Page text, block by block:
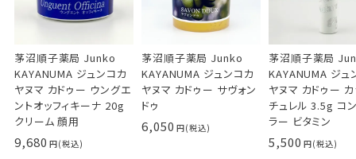
茅沼順子薬局 Junko
KAYANUMA ジュンコカ
ヤヌマ カドゥー ウングエ
ントオッフィキーナ 20g
クリーム 顔用
9,680
茅沼順子薬局 Junko
KAYANUMA ジュンコカ
ヤヌマ カドゥー サヴォン
ドゥ
6,050
茅沼順子薬局
KAYANUMA ジュ
ヤヌマ カドゥー
チュレル 3.5g コ
ラー ビタミン
5,500